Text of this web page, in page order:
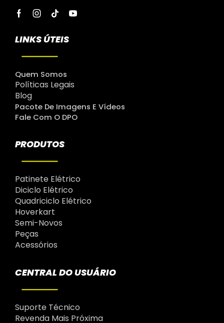
LINKS ÚTEIS
Quem Somos
Políticas Legais
Blog
Pacote De Imagens E Vídeos
Fale Com O DPO
PRODUTOS
Patinete Elétrico
Diciclo Elétrico
Quadriciclo Elétrico
Hoverkart
Semi-Novos
Peças
Acessórios
CENTRAL DO USUÁRIO
Suporte Técnico
Revenda Mais Próxima